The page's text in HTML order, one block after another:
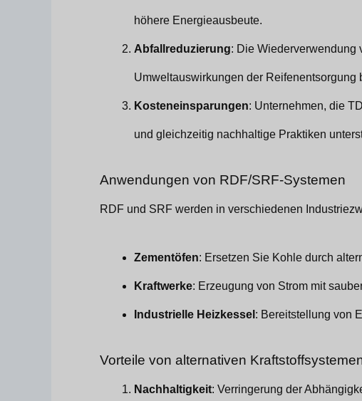
höhere Energieausbeute.
Abfallreduzierung: Die Wiederverwendung
Umweltauswirkungen der Reifenentsorgung
Kosteneinsparungen: Unternehmen, die
und gleichzeitig nachhaltige Praktiken
Anwendungen von RDF/SRF-Systemen
RDF und SRF werden in verschiedenen
Zementöfen: Ersetzen Sie Kohle durch
Kraftwerke: Erzeugung von Strom mit
Industrielle Heizkessel : Bereitstellung von
Vorteile von alternativen
Nachhaltigkeit: Verringerung der